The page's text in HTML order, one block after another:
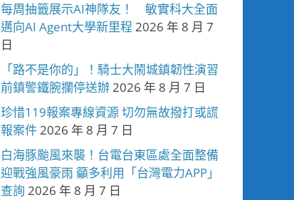
每周抽籤展示AI神隊友！ 敏實科大全面
邁向AI Agent大學新里程 2026 年 8 月 7
日
「路不是你的」！騎士大鬧城鎮韌性演習
前鎮警鐵腕攔停送辦2026 年 8 月 7 日
珍惜119報案專線資源 切勿無故撥打或謊
報案件2026 年 8 月 7 日
白海豚颱風來襲！台電台東區處全面整備
迎戰強風豪雨 籲多利用「台灣電力APP」
查詢 2026 年 8 月 7 日